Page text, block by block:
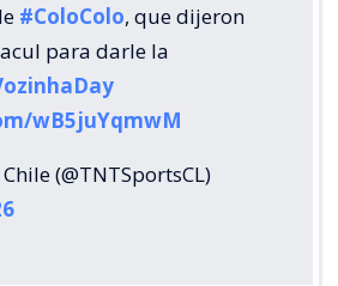
#ColoColo, que dijeron
para darle la
wB5juYqmwM
(@TNTSportsCL)